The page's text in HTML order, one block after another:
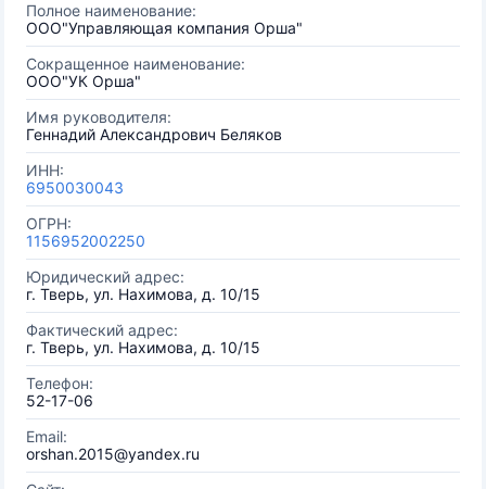
Полное наименование:
ООО"Управляющая компания Орша"
Сокращенное наименование:
ООО"УК Орша"
Имя руководителя:
Геннадий Александрович Беляков
ИНН:
6950030043
ОГРН:
1156952002250
Юридический адрес:
г. Тверь, ул. Нахимова, д. 10/15
Фактический адрес:
г. Тверь, ул. Нахимова, д. 10/15
Телефон:
52-17-06
Email:
orshan.2015@yandex.ru